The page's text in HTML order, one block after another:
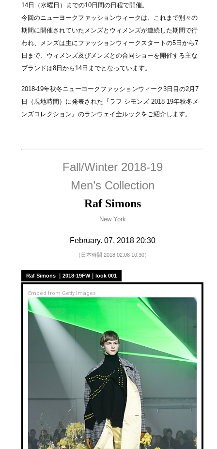
14日（水曜日）までの10日間の日程で開催。
今回のニューヨークファッションウィークは、これまで別々の
期間に開催されていたメンズとウィメンズが連続した期間で行
われ、メンズは主にファッションウィークスタートの5日から7
日まで、ウィメンズ及びメンズとの合同ショーを開催する主な
ブランドは8日から14日までとなっています。
2018-19年秋冬ニューヨークファッションウィーク3日目の2月7
日（現地時間）に発表された『ラフ シモンズ 2018-19年秋冬メ
ンズコレクション』のランウェイ全ルックをご紹介します。
Fall/Winter 2018-19
Men’s Collection
Raf Simons
New York
February. 07, 2018 20:30
（日本時間 2018.02.08 10:30）
Raf Simons ｜2018-19FW｜look 001
Embed from Getty Images